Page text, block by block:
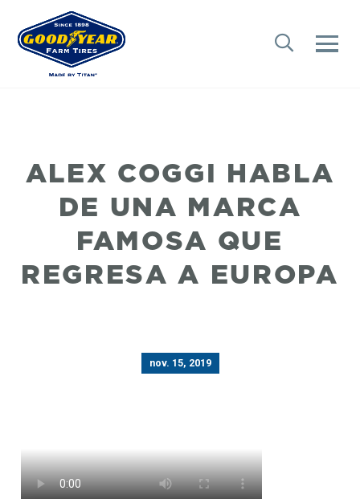
ALEX COGGI HABLA
DE UNA MARCA
FAMOSA QUE
REGRESA A EUROPA
nov. 15, 2019